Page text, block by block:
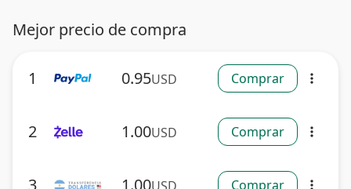
Mejor precio de compra
1 0.95USD Comprar more_vert
2 1.00USD Comprar more_vert
3 1.00 Comprar more_vert